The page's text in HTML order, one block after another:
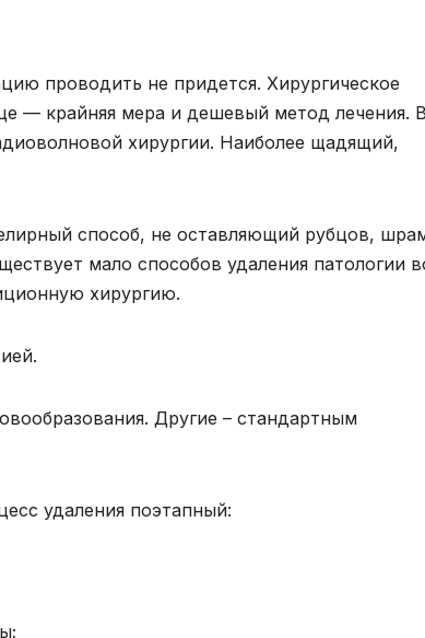
проводить не придется. Хирургическое
— крайняя мера и дешевый метод лечения.
хирургии. Наиболее щадящий,
способ, не оставляющий рубцов,
мало способов удаления патологии
хирургию.
Другие – стандартным
удаления поэтапный: